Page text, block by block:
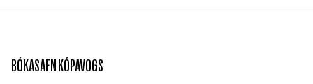
BÓKASAFN KÓPAVOGS